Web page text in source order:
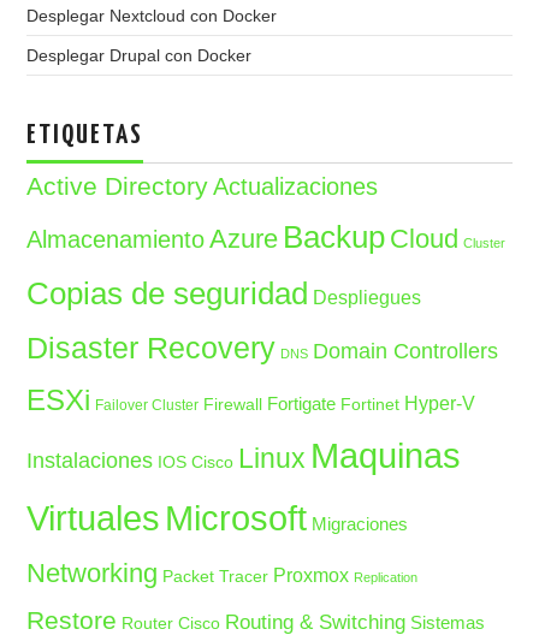
Desplegar Nextcloud con Docker
Desplegar Drupal con Docker
ETIQUETAS
Active Directory Actualizaciones
Almacenamiento Azure Backup Cloud Cluster
Copias de seguridad Despliegues
Disaster Recovery DNS Domain Controllers
ESXi Failover Cluster Firewall Fortigate Fortinet Hyper-V
Instalaciones IOS Cisco Linux Maquinas
Virtuales Microsoft Migraciones
Networking Packet Tracer Proxmox Replication
Restore Router Cisco Routing & Switching Sistemas